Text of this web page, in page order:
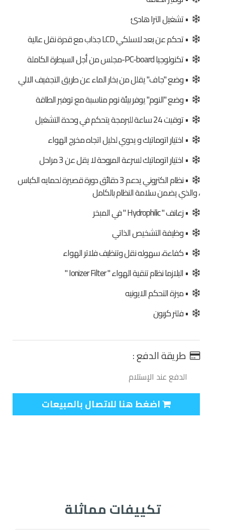
• تشغيل الترا هادئ
• تحكم عن بعد لاسلكي LCD جذاب مع قدرة نقل عالية
• تكنولوجيا PC-board-مجلس من أجل السيطرة الكاملة
• وضع "جاف" يقلل من بخار الماء عن طريق التجفيف الالي
• وضع "النوم" يوفر بيئة نوم مناسبة مع توفير الطاقة
• توقيت 24 ساعة للبرمجة يتحكم في وحدة التشغيل
• اختيار اتوماتيك و يدوي لدليل اتجاه مخرج الهواء
• اختيار اتوماتيك لسرعة المروحة لا يقل عن 3 مراحل
• نظام الكتروني يدعم 3 دقائق دورة قصيرة لحمايه الكباس
، والذي يضمن سلامة النظام بالكامل
• زعانف " Hydrophilic " في المبخر
• وظيفة التشخيص الذاتي
• كفاءة، سهوله نقل وتنظيف فلاتر الهواء
• البلازما نظام تنقية الهواء " Ionizer Filter "
• ميزة التحكم الايونيه
• فلتر كربون
طريقة الدفع :
الدفع عند الإستلام
اضغط هنا للاتصال بالمبيعات
تكييفات مماثلة